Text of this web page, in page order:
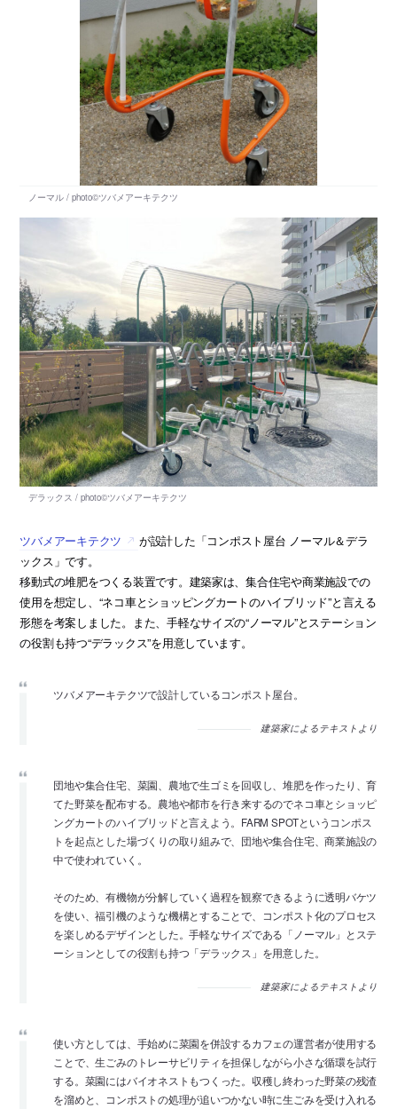
ツバメアーキテクツ
が設計した「コンポスト屋台 ノーマル＆デラ
ックス」です。
移動式の堆肥をつくる装置です。建築家は、集合住宅や商業施設での
使用を想定し、“ネコ車とショッピングカートのハイブリッド”と言える
形態を考案しました。また、手軽なサイズの“ノーマル”とステーション
の役割も持つ“デラックス”を用意しています。
ツバメアーキテクツで設計しているコンポスト屋台。
建築家によるテキストより
団地や集合住宅、菜園、農地で生ゴミを回収し、堆肥を作ったり、育
てた野菜を配布する。農地や都市を行き来するのでネコ車とショッピ
ングカートのハイブリッドと言えよう。FARM SPOTというコンポス
トを起点とした場づくりの取り組みで、団地や集合住宅、商業施設の
中で使われていく。
そのため、有機物が分解していく過程を観察できるように透明バケツ
を使い、福引機のような機構とすることで、コンポスト化のプロセス
を楽しめるデザインとした。手軽なサイズである「ノーマル」とステ
ーションとしての役割も持つ「デラックス」を用意した。
建築家によるテキストより
使い方としては、手始めに菜園を併設するカフェの運営者が使用する
ことで、生ごみのトレーサビリティを担保しながら小さな循環を試行
する。菜園にはバイオネストもつくった。収穫し終わった野菜の残渣
を溜めと、コンポストの処理が追いつかない時に生ごみを受け入れる